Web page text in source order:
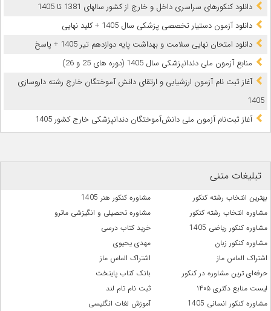
دانلود کنکورهای سراسری داخل و خارج از کشور سالهای 1381 تا 1405
دانلود آزمون دستیار تخصصی پزشکی سال 1405 + کلید نهایی
دانلود امتحان نهایی سلامت و بهداشت پایه دوازدهم تیر 1405 + پاسخ
ﻣﻨﺎﺑﻊ آزﻣﻮن ﻣﻠﯽ دندانپزشکی سال 1405 (دوره های 25 و 26)
آغاز ثبت نام آزمون‌ ارزشیابی و ارتقای دانش آموختگان خارج رشته داروسازی
1405
آغاز ثبت‌نام آزمون ملی دانش‌آموختگان دندانپزشکی خارج کشور 1405
تبلیغات متنی
بهترین انتخاب رشته کنکور
مشاوره کنکور هنر 1405
مشاوره انتخاب رشته کنکور
مشاوره تحصیلی و انگیزشی ماترو
مشاوره کنکور ریاضی 1405
خرید کتاب درسی
مشاوره کنکور زبان
مهدی یحیوی
اشتراک الماس ماز
اشتراک الماس ماز
حرفه‌ای ترین مشاوره در کنکور
بانک کتاب پایتخت
لیست منابع دکتری ۱۴۰۵
ثبت نام تام لند
مشاوره کنکور انسانی 1405
آموزش لغات انگلیسی